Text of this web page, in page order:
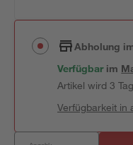
Abholung
Verfügbar im
Artikel wird 3
Verfügbarkeit in